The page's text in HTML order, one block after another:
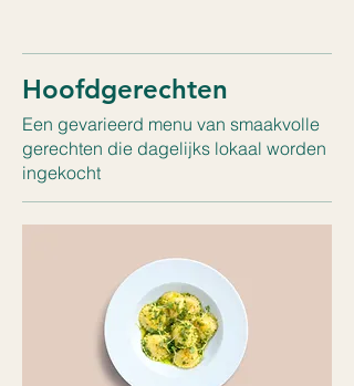
Hoofdgerechten
Een gevarieerd menu van smaakvolle
gerechten die dagelijks lokaal worden
ingekocht